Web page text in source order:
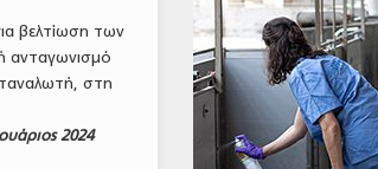
βελτίωση των
ανταγωνισμό
στη
2024